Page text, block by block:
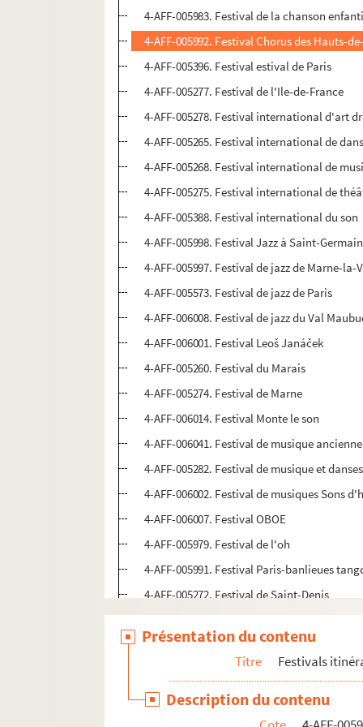
4-AFF-005983. Festival de la chanson
4-AFF-005992. Festival Chorus des Hauts-
4-AFF-005396. Festival estival de Paris
4-AFF-005277. Festival de l'Ile-de-France
4-AFF-005278. Festival international d'art
4-AFF-005265. Festival international de
4-AFF-005268. Festival international de
4-AFF-005275. Festival international de
4-AFF-005388. Festival international du son
4-AFF-005998. Festival Jazz à Saint-
4-AFF-005997. Festival de jazz de Marne-la-
4-AFF-005573. Festival de jazz de Paris
4-AFF-006008. Festival de jazz du Val
4-AFF-006001. Festival Leoš Janáček
4-AFF-005260. Festival du Marais
4-AFF-005274. Festival de Marne
4-AFF-006014. Festival Monte le son
4-AFF-006041. Festival de musique
4-AFF-005282. Festival de musique et
4-AFF-006002. Festival de musiques Sons
4-AFF-006007. Festival OBOE
4-AFF-005979. Festival de l'oh
4-AFF-005991. Festival Paris-banlieues
4-AFF-005272. Festival de Saint-Denis
4-AFF-005269. Festival 13
4-AFF-006013. Festival Villes des musiques
4-AFF-005289. Fêtes d'été des Buttes
4-AFF-006011. Fêtes d'automne
4-AFF-005616. Jazz à la Villette
Présentation du contenu
Titre Festivals
Description du contenu